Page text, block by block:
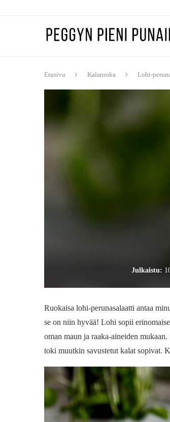
Etusivu Kalaruoka Lohi-
Julkaistu:
Ruokaisa lohi-perunasalaatti antaa
se on niin hyvää! Lohi sopii
oman maun ja raaka-aineiden
toki muutkin savustetut kalat sopivat.